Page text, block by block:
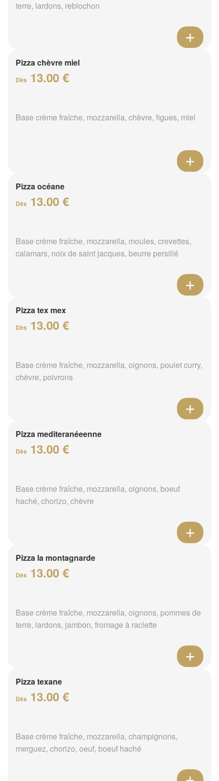
terre, lardons, reblochon
Pizza chèvre miel
Dès 13.00 €
Base crème fraîche, mozzarella, chèvre, figues, miel
Pizza océane
Dès 13.00 €
Base crème fraîche, mozzarella, moules, crevettes,
calamars, noix de saint jacques, beurre persillé
Pizza tex mex
Dès 13.00 €
Base crème fraîche, mozzarella, oignons, poulet curry,
chèvre, poivrons
Pizza mediteranéeenne
Dès 13.00 €
Base crème fraîche, mozzarella, oignons, boeuf
haché, chorizo, chèvre
Pizza la montagnarde
Dès 13.00 €
Base crème fraîche, mozzarella, oignons, pommes de
terre, lardons, jambon, fromage à raclette
Pizza texane
Dès 13.00 €
Base crème fraîche, mozzarella, champignons,
merguez, chorizo, oeuf, boeuf haché